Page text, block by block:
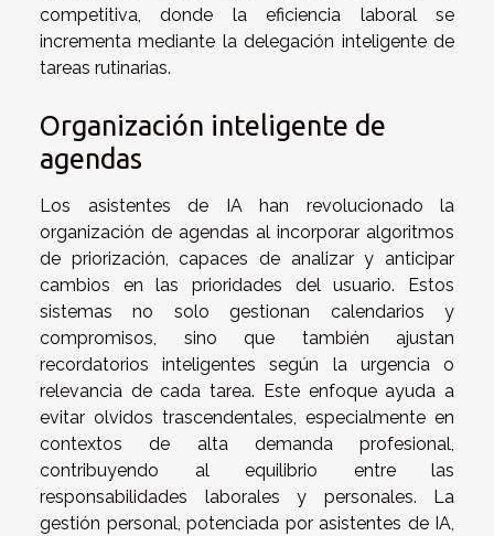
competitiva, donde la eficiencia laboral se
incrementa mediante la delegación inteligente de
tareas rutinarias.
Organización inteligente de
agendas
Los asistentes de IA han revolucionado la
organización de agendas al incorporar algoritmos
de priorización, capaces de analizar y anticipar
cambios en las prioridades del usuario. Estos
sistemas no solo gestionan calendarios y
compromisos, sino que también ajustan
recordatorios inteligentes según la urgencia o
relevancia de cada tarea. Este enfoque ayuda a
evitar olvidos trascendentales, especialmente en
contextos de alta demanda profesional,
contribuyendo al equilibrio entre las
responsabilidades laborales y personales. La
gestión personal, potenciada por asistentes de IA,